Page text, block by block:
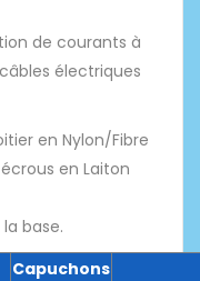
de courants à
électriques
en Nylon/Fibre
en Laiton
base.
Capuchons